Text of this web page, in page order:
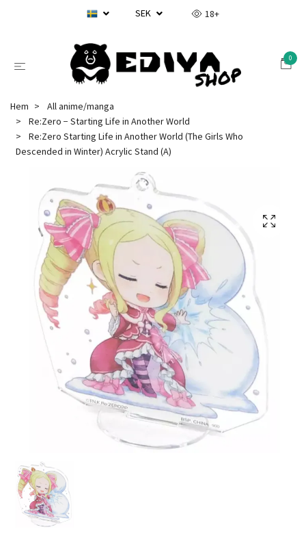
SEK 18+
0
Hem
All anime/manga
Re:Zero − Starting Life in Another World
Re:Zero Starting Life in Another World (The Girls Who
Descended in Winter) Acrylic Stand (A)